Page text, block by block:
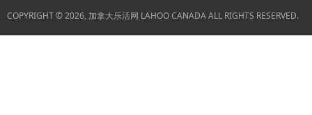
COPYRIGHT © 2026, 加拿大乐活网 LAHOO CANADA ALL RIGHTS RESERVED.